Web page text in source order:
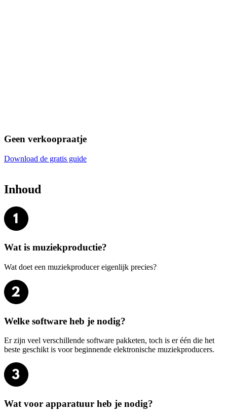
Geen verkoopraatje
Download de gratis guide
Inhoud
Wat is muziekproductie?
Wat doet een muziekproducer eigenlijk precies?
Welke software heb je nodig?
Er zijn veel verschillende software pakketen, toch is er één die het
beste geschikt is voor beginnende elektronische muziekproducers.
Wat voor apparatuur heb je nodig?